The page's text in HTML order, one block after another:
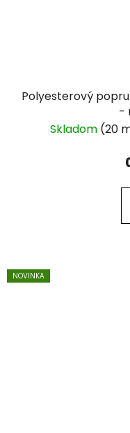
Polyesterový
-
Skladom (20
NOVINKA